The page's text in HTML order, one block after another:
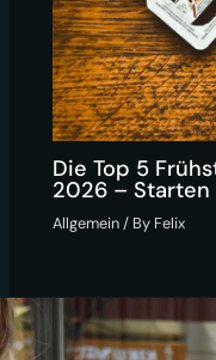
Die Top 5
2026 – Starten
Allgemein/ By Felix